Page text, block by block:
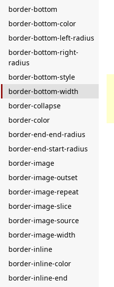
border-bottom
border-bottom-color
border-bottom-left-radius
border-bottom-right-
radius
border-bottom-style
border-bottom-width
border-collapse
border-color
border-end-end-radius
border-end-start-radius
border-image
border-image-outset
border-image-repeat
border-image-slice
border-image-source
border-image-width
border-inline
border-inline-color
border-inline-end